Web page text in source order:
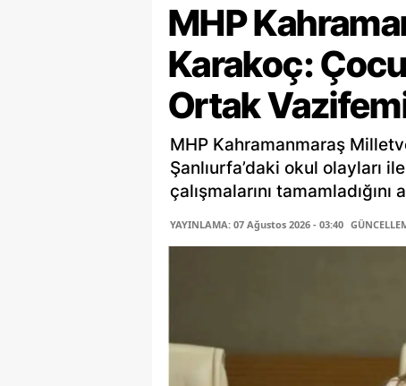
MHP
Karakoç:
Ortak
MHP Kahramanmaraş
Şanlıurfa’daki okul olayları
çalışmalarını tamamladığını
YAYINLAMA: 07 Ağustos 2026 - 03:40